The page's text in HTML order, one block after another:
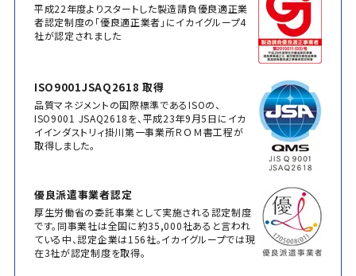
平成22年度よりスタートした製造請負優良適正業
者認定制度の「優良適正業者」にイカイグループ4
社が認定されました
ISO9001JSAQ2618 取得
品質マネジメントの国際標準であるISOの、
ISO9001 JSAQ2618を、平成23年9月5日にイカ
イインダストリィ掛川第一事業所ＲＯＭ書工程が
取得しました。
優良派遣事業者認定
厚生労働省の委託事業として実施される認定制度
です。同事業社は全国に約35,000社あると言われ
ている中、認定企業は156社。イカイグループでは現
在3社が認定制度を取得。